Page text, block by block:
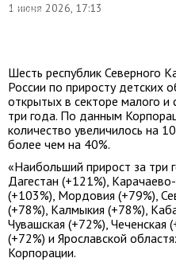
1 июня 2026, 17:13
Наталья
Шесть республик Северного
России по приросту детских
открытых в секторе малого и
три года. По данным
количество увеличилось на
более чем на 40%.
«Наибольший прирост за три
Дагестан (+121%),
(+103%), Мордовия (+79%),
(+78%), Калмыкия (+78%),
Чувашская (+72%), Чеченская
(+72%) и Ярославской
Корпорации.